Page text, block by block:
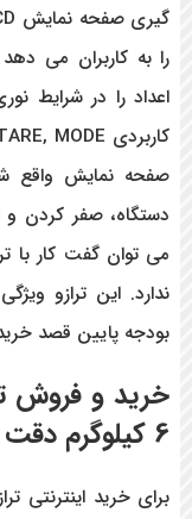
گیری صفحه نمایش LCD
را به کاربران می
اعداد را در شرایط
صفحه نمایش واقع
دستگاه، صفر کردن و
ندارد. این ترازو
بودجه پایین قصد خرید
خرید و فروش
6 کیلوگرم دقت 0.1 گرم